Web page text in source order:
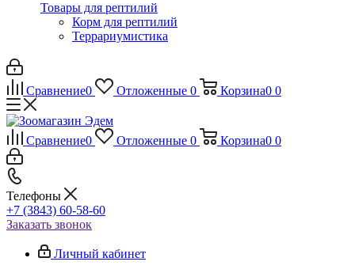
Товары для рептилий
Корм для рептилий
Террариумистика
Сравнение0 Отложенные 0 Корзина0 0
Сравнение0 Отложенные 0 Корзина0 0
Телефоны
+7 (3843) 60-58-60
Заказать звонок
Личный кабинет